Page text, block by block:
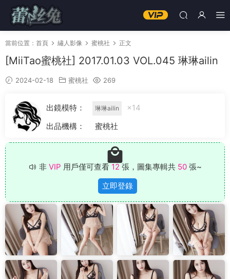
當前位置： 首頁 繡人影像 蜜桃社 正文
[MiiTao蜜桃社] 2017.01.03 VOL.045 琳琳ailin
2024-02-18 蜜桃社 269
出鏡模特： 琳琳ailin
×14
出品機構：
蜜桃社
非 VIP 用戶僅可查看 12 張，圖集專輯共 50張~
立即登錄